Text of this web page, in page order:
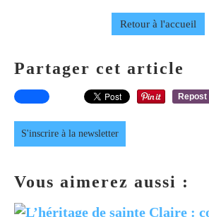
Retour à l'accueil
Partager cet article
Repost
S'inscrire à la newsletter
Vous aimerez aussi :